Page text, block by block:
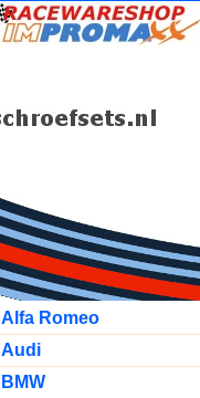
Alfa Romeo
Audi
BMW